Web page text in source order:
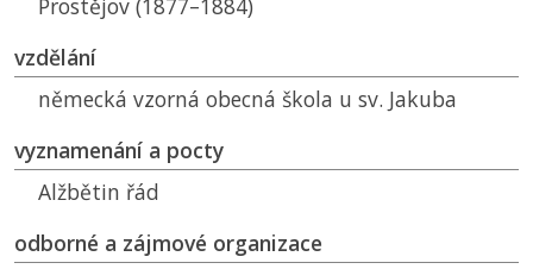
Prostějov (1877–1884)
vzdělání
německá vzorná obecná škola u sv. Jakuba
vyznamenání a pocty
Alžbětin řád
odborné a zájmové organizace